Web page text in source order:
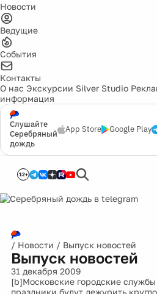
Новости
Ведущие
События
Контакты
О нас Экскурсии Silver Studio
информация
Слушайте
Серебряный
дождь
App Store Google Play
12+
/ Новости / Выпуск новостей
Выпуск новостей
31 декабря 2009
[b]Московские городские службы